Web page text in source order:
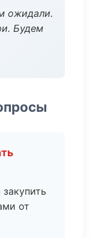
ожидали.
Будем
от